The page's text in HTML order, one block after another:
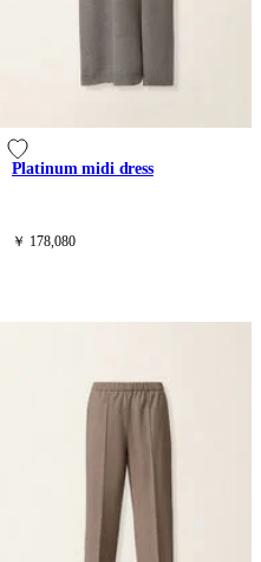
Platinum midi dress
￥ 178,080